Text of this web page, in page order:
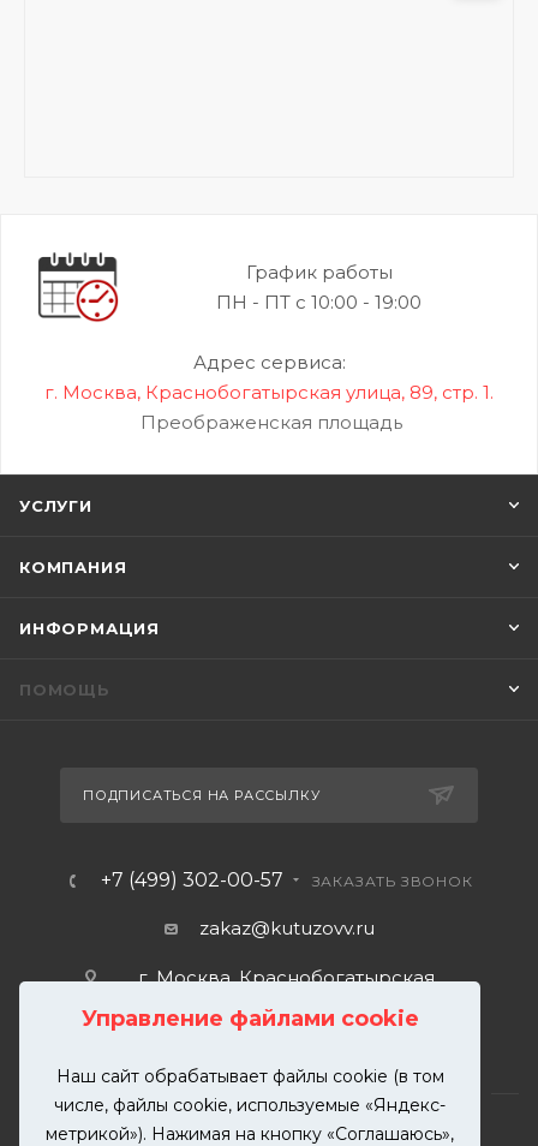
Управление файлами cookie
Наш сайт обрабатывает файлы cookie (в том
числе, файлы cookie, используемые «Яндекс-
метрикой»). Нажимая на кнопку «Соглашаюсь»,
График работы
ПН - ПТ с 10:00 - 19:00
Адрес сервиса:
г. Москва, Краснобогатырская улица, 89, стр. 1.
Преображенская площадь
УСЛУГИ
КОМПАНИЯ
ИНФОРМАЦИЯ
ПОМОЩЬ
ПОДПИСАТЬСЯ НА РАССЫЛКУ
+7 (499) 302-00-57 ЗАКАЗАТЬ ЗВОНОК
zakaz@kutuzovv.ru
г. Москва, Краснобогатырская